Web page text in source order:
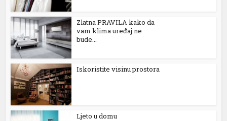
Zlatna PRAVILA kako da
vam klima uređaj ne
bude...
Iskoristite visinu prostora
Ljeto u domu